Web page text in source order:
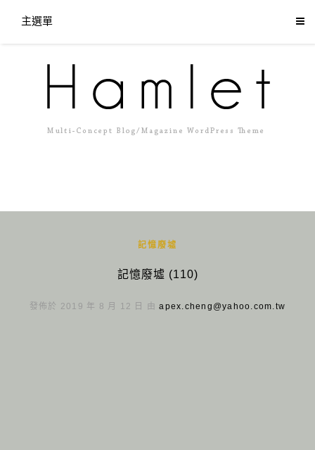
主選單
記憶廢墟
記憶廢墟 (110)
發佈於 2019 年 8 月 12 日 由apex.cheng@yahoo.com.tw